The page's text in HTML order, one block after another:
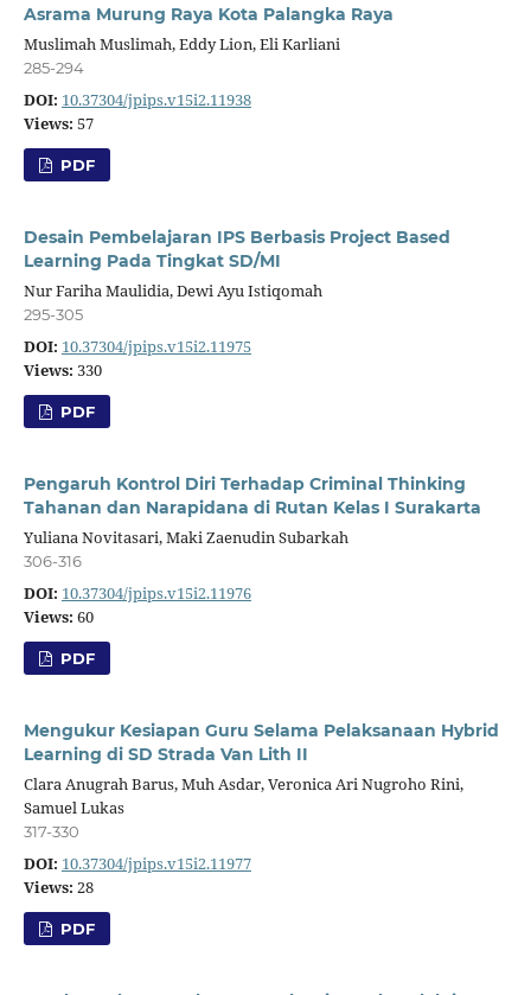
Asrama Murung Raya Kota Palangka Raya
Muslimah Muslimah, Eddy Lion, Eli Karliani
285-294
DOI: 10.37304/jpips.v15i2.11938
Views: 57
PDF
Desain Pembelajaran IPS Berbasis Project Based
Learning Pada Tingkat SD/MI
Nur Fariha Maulidia, Dewi Ayu Istiqomah
295-305
DOI: 10.37304/jpips.v15i2.11975
Views: 330
PDF
Pengaruh Kontrol Diri Terhadap Criminal Thinking
Tahanan dan Narapidana di Rutan Kelas I Surakarta
Yuliana Novitasari, Maki Zaenudin Subarkah
306-316
DOI: 10.37304/jpips.v15i2.11976
Views: 60
PDF
Mengukur Kesiapan Guru Selama Pelaksanaan Hybrid
Learning di SD Strada Van Lith II
Clara Anugrah Barus, Muh Asdar, Veronica Ari Nugroho Rini,
Samuel Lukas
317-330
DOI: 10.37304/jpips.v15i2.11977
Views: 28
PDF